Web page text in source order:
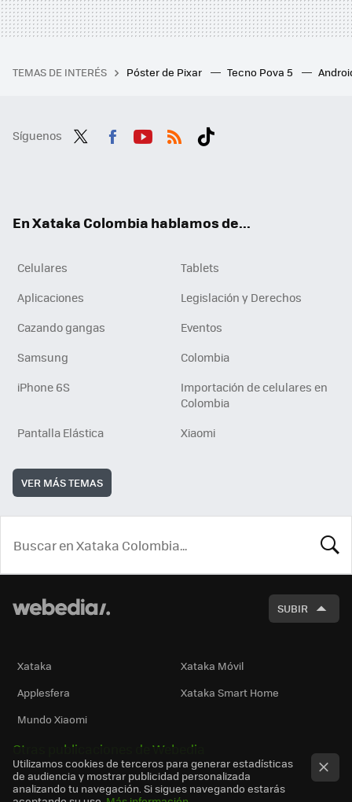
TEMAS DE INTERÉS Póster de Pixar Tecno Pova 5
Síguenos
En Xataka Colombia hablamos de...
Celulares
Tablets
Aplicaciones
Legislación y Derechos
Cazando gangas
Eventos
Samsung
Colombia
iPhone 6S
Importación de celulares en
Colombia
Pantalla Elástica
Xiaomi
VER MÁS TEMAS
SUBIR
Xataka
Xataka Móvil
Applesfera
Xataka Smart Home
Mundo Xiaomi
Otras publicaciones de Webedia
Utilizamos cookies de terceros para generar estadísticas
de audiencia y mostrar publicidad personalizada
analizando tu navegación. Si sigues navegando estarás